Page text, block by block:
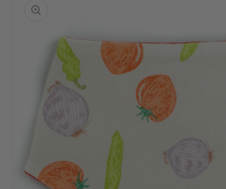
información